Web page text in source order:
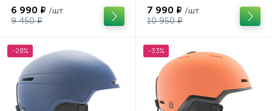
6 990 ₽ /шт
9 450 ₽
7 990 ₽ /шт
10 950 ₽
-28% -33%